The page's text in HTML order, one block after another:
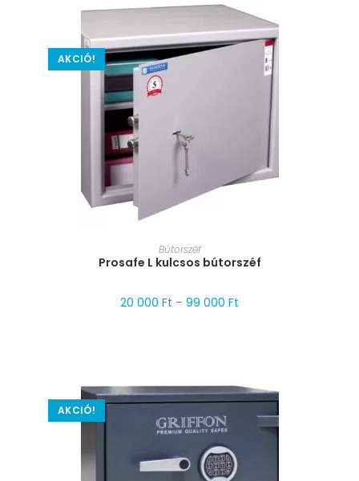
AKCIÓ!
MÉRET VÁLASZTÁSA
Bútorszéf
Prosafe L kulcsos bútorszéf
20 000 Ft – 99 000 Ft
AKCIÓ!